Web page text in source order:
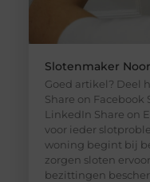
Slotenmaker
Goed artikel? Deel
Share on Facebook
LinkedIn Share on
voor ieder
woning begint bij
zorgen sloten
bezittingen